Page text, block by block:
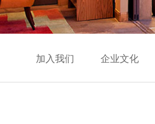
加入我们 企业文化